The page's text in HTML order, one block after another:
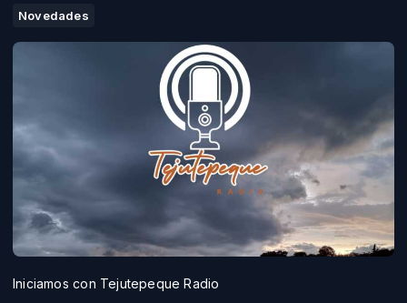
Novedades
Iniciamos con Tejutepeque Radio